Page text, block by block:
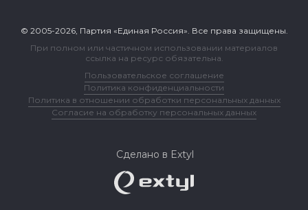
© 2005-2026, Партия «Единая Россия». Все права защищены.
При полном или частичном использовании материалов
ссылка на ресурс обязательна.
Пользовательское соглашение
Политика конфиденциальности
Политика в отношении обработки персональных данных
Согласие на обработку персональных данных
Сделано в Extyl